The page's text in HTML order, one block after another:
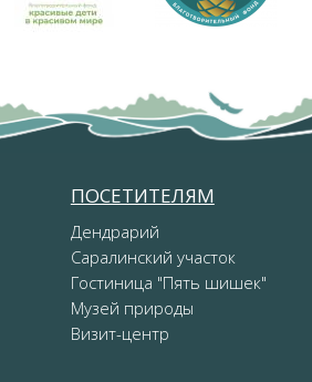
ПОСЕТИТЕЛЯМ
Дендрарий
Саралинский участок
Гостиница "Пять шишек"
Музей природы
Визит-центр